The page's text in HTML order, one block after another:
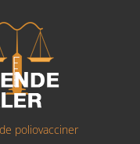
poliovacciner